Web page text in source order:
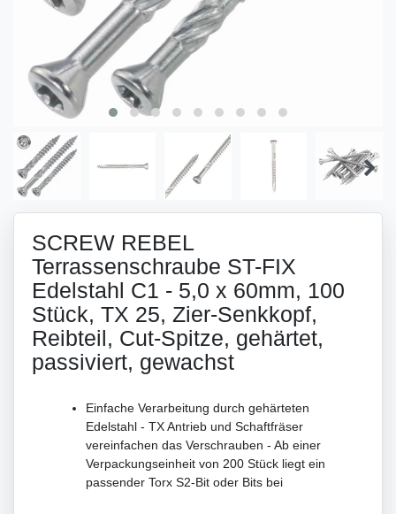
SCREW REBEL
Terrassenschraube ST-FIX
Edelstahl C1 - 5,0 x 60mm, 100
Stück, TX 25, Zier-Senkkopf,
Reibteil, Cut-Spitze, gehärtet,
passiviert, gewachst
Einfache Verarbeitung durch gehärteten
Edelstahl - TX Antrieb und Schaftfräser
vereinfachen das Verschrauben - Ab einer
Verpackungseinheit von 200 Stück liegt ein
passender Torx S2-Bit oder Bits bei